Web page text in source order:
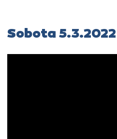
Sobota 5.3.2022